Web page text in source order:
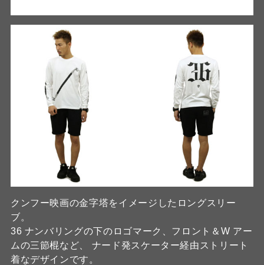
クンフー映画の金字塔をイメージしたロングスリー
ブ。
36 ナンバリングの下のロゴマーク、フロント＆W アー
ムの三節棍など、 ナード発スケーター経由ストリート
着なデザインです。